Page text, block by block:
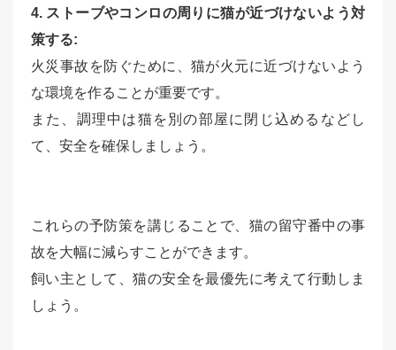
4. ストーブやコンロの周りに猫が近づけないよう対
策する:
火災事故を防ぐために、猫が火元に近づけないよう
な環境を作ることが重要です。
また、調理中は猫を別の部屋に閉じ込めるなどし
て、安全を確保しましょう。
これらの予防策を講じることで、猫の留守番中の事
故を大幅に減らすことができます。
飼い主として、猫の安全を最優先に考えて行動しま
しょう。